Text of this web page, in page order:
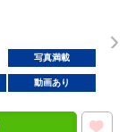
写真満載
動画あり